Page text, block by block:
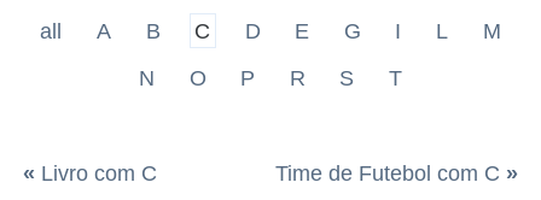
all A B C D E G I L
M
N
O P R S T
« Livro com C Time de Futebol com C »